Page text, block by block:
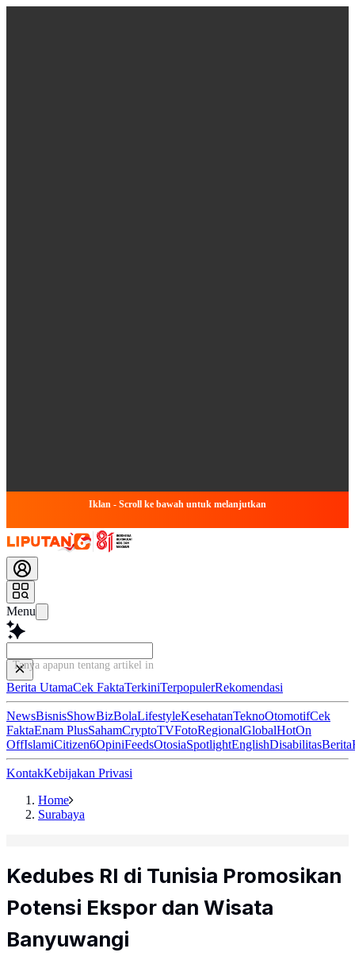
Iklan - Scroll ke bawah untuk melanjutkan
Menu
Tanya apapun tentang artikel ini...
Berita UtamaCek FaktaTerkiniTerpopulerRekomendasi
NewsBisnisShowBizBolaLifestyleKesehatanTeknoOtomotifCek
FaktaEnam PlusSahamCryptoTVFotoRegionalGlobalHotOn
OffIslamiCitizen6OpiniFeedsOtosiaSpotlightEnglishDisabilitasBerita
KontakKebijakan Privasi
Home
Surabaya
Kedubes RI di Tunisia Promosikan
Potensi Ekspor dan Wisata
Banyuwangi